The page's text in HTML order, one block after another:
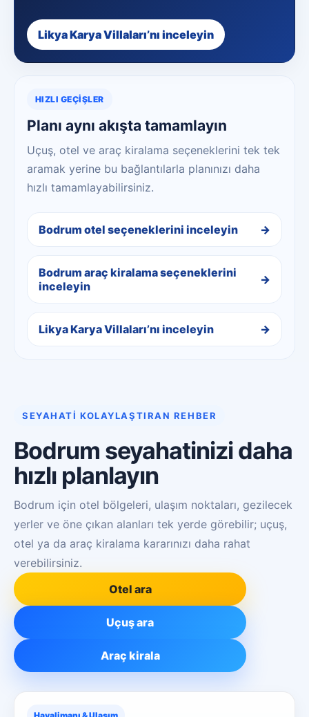
Likya Karya Villaları’nı inceleyin
HIZLI GEÇIŞLER
Planı aynı akışta tamamlayın
Uçuş, otel ve araç kiralama seçeneklerini tek tek
aramak yerine bu bağlantılarla planınızı daha
hızlı tamamlayabilirsiniz.
Bodrum otel seçeneklerini inceleyin
Bodrum araç kiralama seçeneklerini
inceleyin
Likya Karya Villaları’nı inceleyin
SEYAHATİ KOLAYLAŞTIRAN REHBER
Bodrum seyahatinizi daha
hızlı planlayın
Bodrum için otel bölgeleri, ulaşım noktaları, gezilecek
yerler ve öne çıkan alanları tek yerde görebilir; uçuş,
otel ya da araç kiralama kararınızı daha rahat
verebilirsiniz.
Otel ara
Uçuş ara
Araç kirala